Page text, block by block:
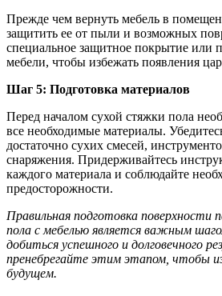
Прежде чем вернуть мебель в
защитить ее от пыли и возможных
специальное защитное покрытие или
мебели, чтобы избежать появления
Шаг 5: Подготовка материалов
Перед началом сухой стяжки пола
все необходимые материалы.
достаточно сухих смесей,
снаряжения. Придерживайтесь
каждого материала и соблюдайте
предосторожности.
Правильная подготовка поверхности
пола с мебелью является важным
добиться успешного и долговечного
пренебрегайте этим этапом, чтобы
будущем.